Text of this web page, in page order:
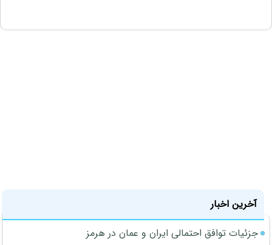
آخرین اخبار
جزئیات توافق احتمالی ایران و عمان در هرمز